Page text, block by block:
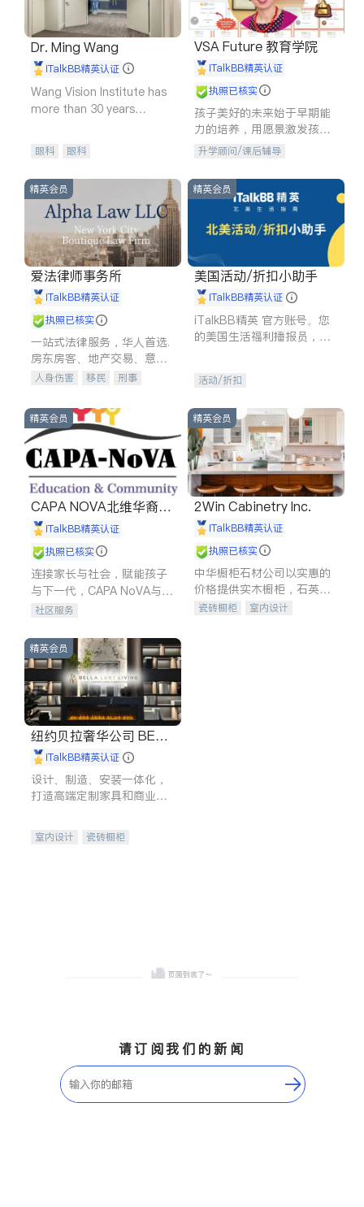
Dr. Ming Wang
iTalkBB精英认证
Wang Vision Institute has
more than 30 years
眼科 眼科
VSA Future 教育学院
iTalkBB精英认证
执照已核实
孩子美好的未来始于早期能
力的培养，用愿景激发孩子
的学习潜力和动力。理念：
拥有成长型心态是成功的基
石。
升学顾问/课后辅导
精英会员
爱法律师事务所
iTalkBB精英认证
执照已核实
一站式法律服务，华人首选.
房东房客、地产交易、意外
伤害、车祸重伤、商业诉
建筑合同、刑事案件全包办
人身伤害 移民
刑事
信托/遗嘱
商业
索赔
律师-其它 保释
精英会员
美国活动/折扣小助手
iTalkBB精英认证
iTalkBB精英 官方账号。您
的美国生活福利播报员，精
专属福利。
活动/折扣
精英会员
CAPA NOVA北维华裔家
长会iTalkBB精英认证
执照已核实
连接家长与社会，赋能孩子
与下一代，CAPA NoVA与您
携手建设包容、公平、充满
社区服务
精英会员
2Win Cabinetry Inc.
iTalkBB精英认证
执照已核实
中华橱柜石材公司以实惠的
价格提供实木橱柜，石英石
台面，多种优质不锈钢水
瓷砖橱柜
室内设计
精英会员
纽约贝拉奢华公司 BELL
A LUXE
iTalkBB精英认证
设计、制造、安装一体化，
打造高端定制家具和商业空
室内设计
瓷砖橱柜
请订阅我们的新闻